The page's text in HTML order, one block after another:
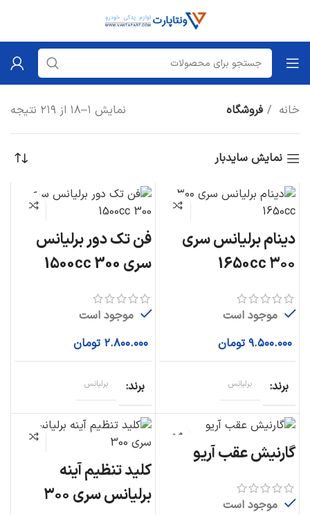
خانه فروشگاه نمایش ۱–۱۸ از ۲۱۹ نتیجه
نمایش سایدبار
دینام برلیانس سری
۳۰۰ 1650cc
موجود است
۹.۵۰۰.۰۰۰ تومان
برند برلیانس
فن تک دور برلیانس
سری 300 1500cc
موجود است
۲.۸۰۰.۰۰۰ تومان
برند برلیانس
گارنیش عقب آریو
موجود است
کلید تنظیم آینه
برلیانس سری ۳۰۰